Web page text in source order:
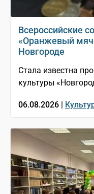
Всероссийские
«Оранжевый
Новгороде
Стала известна
культуры
06.08.2026 |